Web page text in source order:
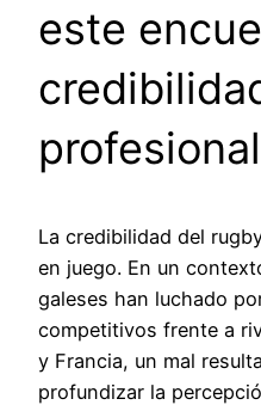
este
La credibilidad del
en juego. En un
galeses han luchado
competitivos frente a
y Francia, un mal
profundizar la